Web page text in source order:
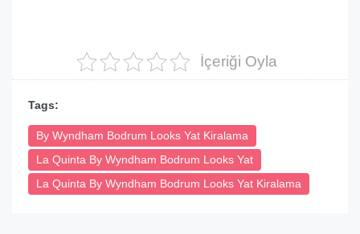
İçeriği Oyla
Tags:
By Wyndham Bodrum Looks Yat Kiralama
La Quinta By Wyndham Bodrum Looks Yat
La Quinta By Wyndham Bodrum Looks Yat Kiralama